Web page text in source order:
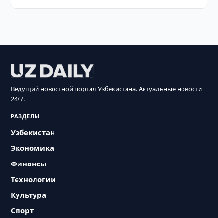
Ведущий новостной портал Узбекистана. Актуальные новости
24/7.
РАЗДЕЛЫ
Узбекистан
Экономика
Финансы
Технологии
Культура
Спорт